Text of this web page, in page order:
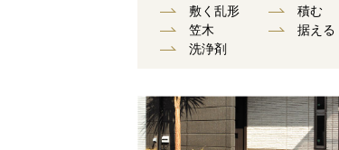
敷く乱形
積む
笠木
据える
洗浄剤